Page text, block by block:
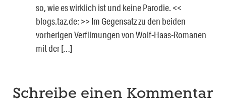
so, wie es wirklich ist und keine Parodie. <<
blogs.taz.de: >> Im Gegensatz zu den beiden
vorherigen Verfilmungen von Wolf-Haas-Romanen
mit der […]
Schreibe einen Kommentar